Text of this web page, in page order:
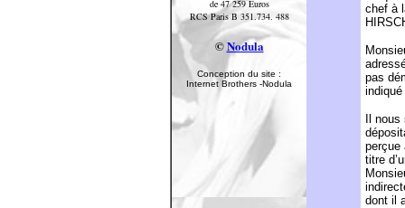
de 47 259 Euros
RCS Paris B 351.734. 488
©Nodula
Conception du site :
Internet Brothers -Nodula
chef à
pas
Il
perçue
titre
dont il